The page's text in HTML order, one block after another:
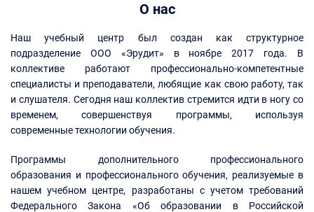
О нас
Наш учебный центр был создан как структурное
подразделение ООО «Эрудит» в ноябре 2017 года. В
коллективе работают профессионально-компетентные
специалисты и преподаватели, любящие как свою работу, так
и слушателя. Сегодня наш коллектив стремится идти в ногу со
временем, совершенствуя программы, используя
современные технологии обучения.
Программы дополнительного профессионального
образования и профессионального обучения, реализуемые в
нашем учебном центре, разработаны с учетом требований
Федерального Закона «Об образовании в Российской